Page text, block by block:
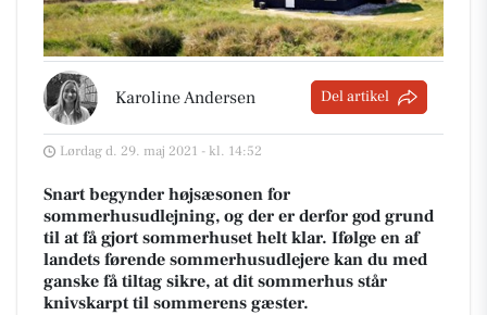
Karoline Andersen Del artikel
Lørdag d. 29. maj 2021 - kl. 14:52
Snart begynder højsæsonen for
sommerhusudlejning, og der er derfor god grund
til at få gjort sommerhuset helt klar. Ifølge en af
landets førende sommerhusudlejere kan du med
ganske få tiltag sikre, at dit sommerhus står
knivskarpt til sommerens gæster.